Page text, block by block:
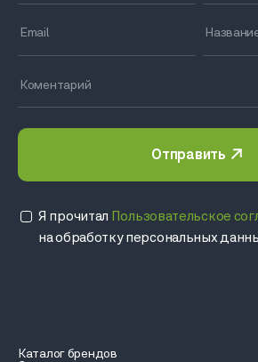
Каталог брендов
Отправить
Я прочитал Пользовательское
на обработку персональных